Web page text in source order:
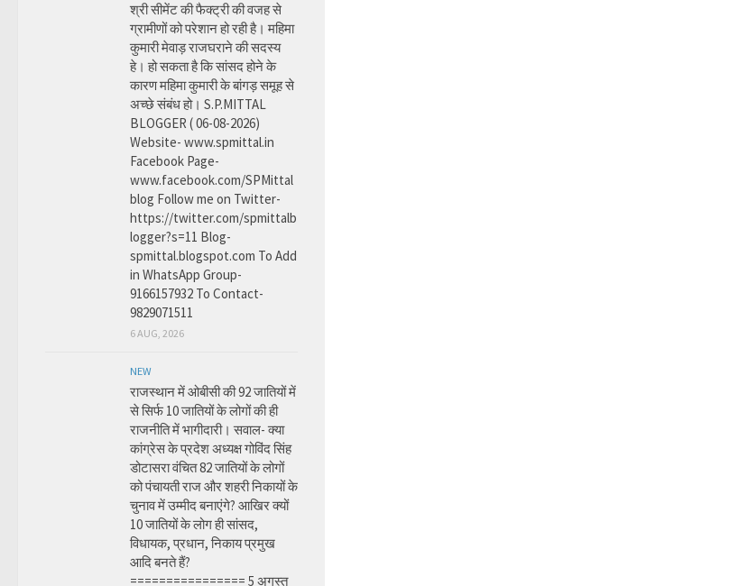
श्री सीमेंट की फैक्ट्री की वजह से
ग्रामीणों को परेशान हो रही है। महिमा
कुमारी मेवाड़ राजघराने की सदस्य
हे। हो सकता है कि सांसद होने के
कारण महिमा कुमारी के बांगड़ समूह से
अच्छे संबंध हो। S.P.MITTAL
BLOGGER ( 06-08-2026)
Website- www.spmittal.in
Facebook Page-
www.facebook.com/SPMittal
blog Follow me on Twitter-
https://twitter.com/spmittalb
logger?s=11 Blog-
spmittal.blogspot.com To Add
in WhatsApp Group-
9166157932 To Contact-
9829071511
6 AUG, 2026
NEW
राजस्थान में ओबीसी की 92 जातियों में
से सिर्फ 10 जातियों के लोगों की ही
राजनीति में भागीदारी। सवाल- क्या
कांग्रेस के प्रदेश अध्यक्ष गोविंद सिंह
डोटासरा वंचित 82 जातियों के लोगों
को पंचायती राज और शहरी निकायों के
चुनाव में उम्मीद बनाएंगे? आखिर क्यों
10 जातियों के लोग ही सांसद,
विधायक, प्रधान, निकाय प्रमुख
आदि बनते हैं?
================ 5 अगस्त